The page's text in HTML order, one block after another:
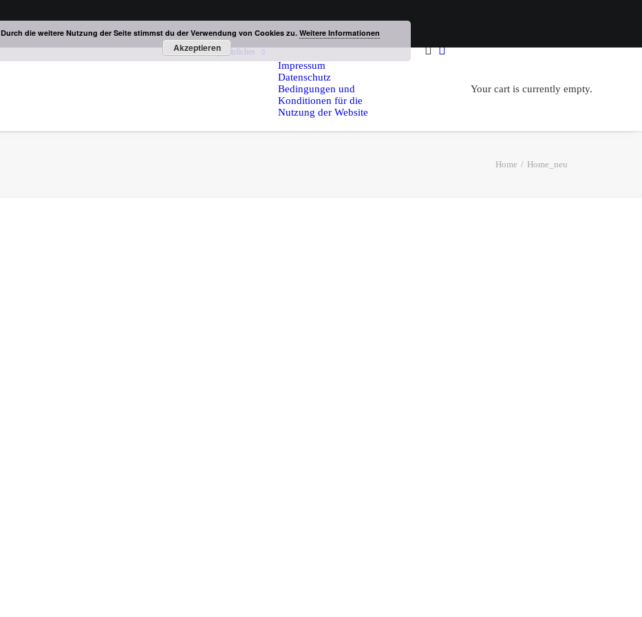
Home Kontakt gesetzliches
Impressum
Datenschutz
Bedingungen und
Konditionen für die
Nutzung der Website
Your cart is currently empty.
Home Home_neu
Durch die weitere Nutzung der Seite stimmst du der Verwendung von Cookies zu. Weitere Informationen
Akzeptieren